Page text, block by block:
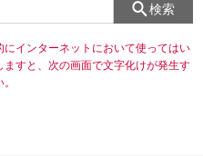
検索
インターネットにおいて使ってはい
すと、次の画面で文字化けが発生す